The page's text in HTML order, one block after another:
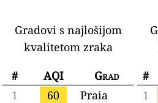
Gradovi s najlošijom
kvalitetom zraka
#
AQI
Grad
1
60 Praia
#
1